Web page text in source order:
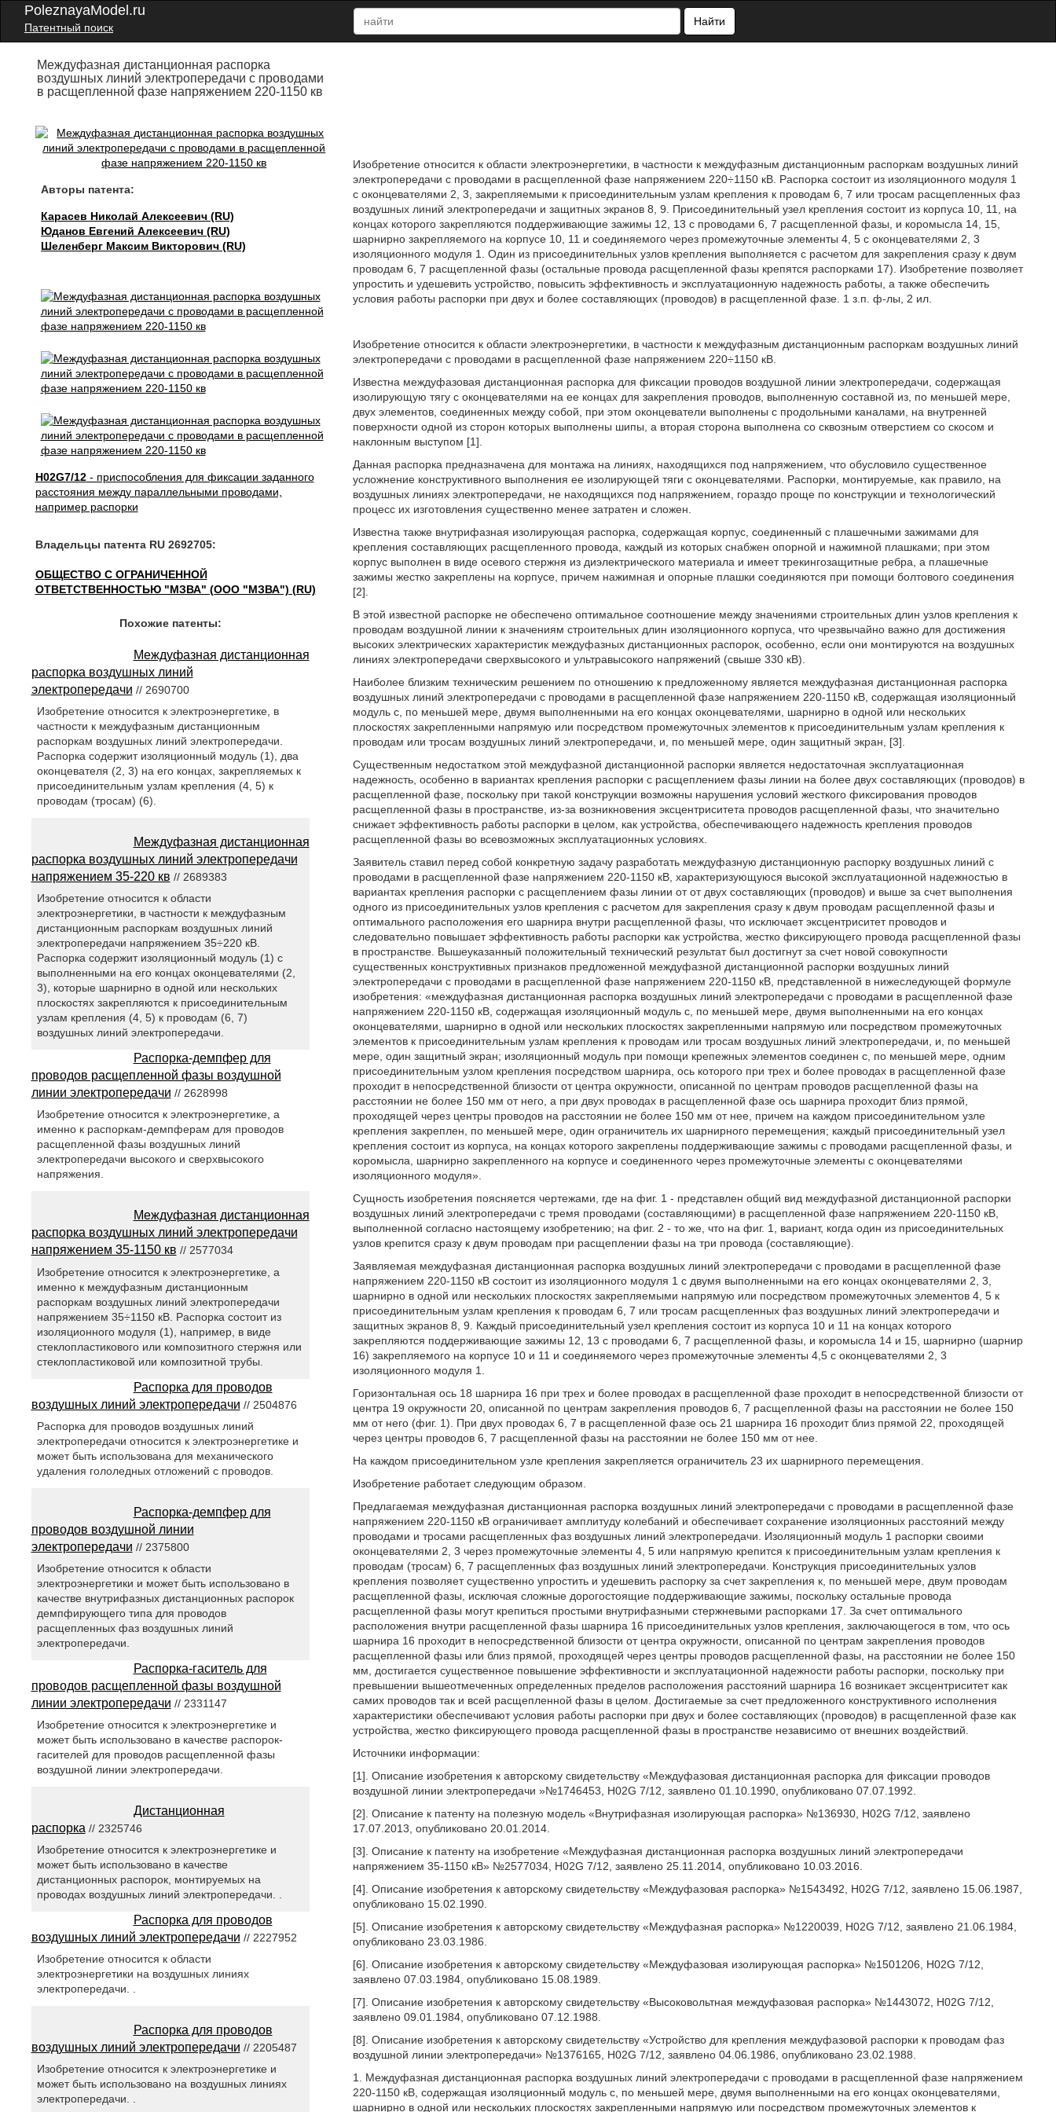
PoleznayaModel.ru
Патентный поиск
Найти
Междуфазная дистанционная распорка
воздушных линий электропередачи с проводами
в расщепленной фазе напряжением 220-1150 кв
Авторы патента:
Карасев Николай Алексеевич (RU)
Юданов Евгений Алексеевич (RU)
Шеленберг Максим Викторович (RU)
H02G7/12- приспособления для фиксации заданного
расстояния между параллельными проводами,
например распорки
Владельцы патента RU 2692705:
ОБЩЕСТВО С ОГРАНИЧЕННОЙ
ОТВЕТСТВЕННОСТЬЮ "МЗВА" (ООО "МЗВА") (RU)
Изобретение относится к области электроэнергетики, в частности к междуфазным дистанционным распоркам воздушных линий
электропередачи с проводами в расщепленной фазе напряжением 220÷1150 кВ. Распорка состоит из изоляционного модуля 1
с оконцевателями 2, 3, закрепляемыми к присоединительным узлам крепления к проводам 6, 7 или тросам расщепленных фаз
воздушных линий электропередачи и защитных экранов 8, 9. Присоединительный узел крепления состоит из корпуса 10, 11, на
концах которого закрепляются поддерживающие зажимы 12, 13 с проводами 6, 7 расщепленной фазы, и коромысла 14, 15,
шарнирно закрепляемого на корпусе 10, 11 и соединяемого через промежуточные элементы 4, 5 с оконцевателями 2, 3
изоляционного модуля 1. Один из присоединительных узлов крепления выполняется с расчетом для закрепления сразу к двум
проводам 6, 7 расщепленной фазы (остальные провода расщепленной фазы крепятся распорками 17). Изобретение позволяет
упростить и удешевить устройство, повысить эффективность и эксплуатационную надежность работы, а также обеспечить
условия работы распорки при двух и более составляющих (проводов) в расщепленной фазе. 1 з.п. ф-лы, 2 ил.
Изобретение относится к области электроэнергетики, в частности к междуфазным дистанционным распоркам воздушных линий
электропередачи с проводами в расщепленной фазе напряжением 220÷1150 кВ.
Известна междуфазовая дистанционная распорка для фиксации проводов воздушной линии электропередачи, содержащая
изолирующую тягу с оконцевателями на ее концах для закрепления проводов, выполненную составной из, по меньшей мере,
двух элементов, соединенных между собой, при этом оконцеватели выполнены с продольными каналами, на внутренней
поверхности одной из сторон которых выполнены шипы, а вторая сторона выполнена со сквозным отверстием со скосом и
наклонным выступом [1].
Данная распорка предназначена для монтажа на линиях, находящихся под напряжением, что обусловило существенное
усложнение конструктивного выполнения ее изолирующей тяги с оконцевателями. Распорки, монтируемые, как правило, на
воздушных линиях электропередачи, не находящихся под напряжением, гораздо проще по конструкции и технологический
процесс их изготовления существенно менее затратен и сложен.
Известна также внутрифазная изолирующая распорка, содержащая корпус, соединенный с плашечными зажимами для
крепления составляющих расщепленного провода, каждый из которых снабжен опорной и нажимной плашками; при этом
корпус выполнен в виде осевого стержня из диэлектрического материала и имеет трекингозащитные ребра, а плашечные
зажимы жестко закреплены на корпусе, причем нажимная и опорные плашки соединяются при помощи болтового соединения
[2].
В этой известной распорке не обеспечено оптимальное соотношение между значениями строительных длин узлов крепления к
проводам воздушной линии к значениям строительных длин изоляционного корпуса, что чрезвычайно важно для достижения
высоких электрических характеристик междуфазных дистанционных распорок, особенно, если они монтируются на воздушных
линиях электропередачи сверхвысокого и ультравысокого напряжений (свыше 330 кВ).
Наиболее близким техническим решением по отношению к предложенному является междуфазная дистанционная распорка
воздушных линий электропередачи с проводами в расщепленной фазе напряжением 220-1150 кВ, содержащая изоляционный
модуль с, по меньшей мере, двумя выполненными на его концах оконцевателями, шарнирно в одной или нескольких
плоскостях закрепленными напрямую или посредством промежуточных элементов к присоединительным узлам крепления к
проводам или тросам воздушных линий электропередачи, и, по меньшей мере, один защитный экран, [3].
Существенным недостатком этой междуфазной дистанционной распорки является недостаточная эксплуатационная
надежность, особенно в вариантах крепления распорки с расщеплением фазы линии на более двух составляющих (проводов) в
расщепленной фазе, поскольку при такой конструкции возможны нарушения условий жесткого фиксирования проводов
расщепленной фазы в пространстве, из-за возникновения эксцентриситета проводов расщепленной фазы, что значительно
снижает эффективность работы распорки в целом, как устройства, обеспечивающего надежность крепления проводов
расщепленной фазы во всевозможных эксплуатационных условиях.
Заявитель ставил перед собой конкретную задачу разработать междуфазную дистанционную распорку воздушных линий с
проводами в расщепленной фазе напряжением 220-1150 кВ, характеризующуюся высокой эксплуатационной надежностью в
вариантах крепления распорки с расщеплением фазы линии от от двух составляющих (проводов) и выше за счет выполнения
одного из присоединительных узлов крепления с расчетом для закрепления сразу к двум проводам расщепленной фазы и
оптимального расположения его шарнира внутри расщепленной фазы, что исключает эксцентриситет проводов и
следовательно повышает эффективность работы распорки как устройства, жестко фиксирующего провода расщепленной фазы
в пространстве. Вышеуказанный положительный технический результат был достигнут за счет новой совокупности
существенных конструктивных признаков предложенной междуфазной дистанционной распорки воздушных линий
электропередачи с проводами в расщепленной фазе напряжением 220-1150 кВ, представленной в нижеследующей формуле
изобретения: «междуфазная дистанционная распорка воздушных линий электропередачи с проводами в расщепленной фазе
напряжением 220-1150 кВ, содержащая изоляционный модуль с, по меньшей мере, двумя выполненными на его концах
оконцевателями, шарнирно в одной или нескольких плоскостях закрепленными напрямую или посредством промежуточных
элементов к присоединительным узлам крепления к проводам или тросам воздушных линий электропередачи, и, по меньшей
мере, один защитный экран; изоляционный модуль при помощи крепежных элементов соединен с, по меньшей мере, одним
присоединительным узлом крепления посредством шарнира, ось которого при трех и более проводах в расщепленной фазе
проходит в непосредственной близости от центра окружности, описанной по центрам проводов расщепленной фазы на
расстоянии не более 150 мм от него, а при двух проводах в расщепленной фазе ось шарнира проходит близ прямой,
проходящей через центры проводов на расстоянии не более 150 мм от нее, причем на каждом присоединительном узле
крепления закреплен, по меньшей мере, один ограничитель их шарнирного перемещения; каждый присоединительный узел
крепления состоит из корпуса, на концах которого закреплены поддерживающие зажимы с проводами расщепленной фазы, и
коромысла, шарнирно закрепленного на корпусе и соединенного через промежуточные элементы с оконцевателями
изоляционного модуля».
Сущность изобретения поясняется чертежами, где на фиг. 1 - представлен общий вид междуфазной дистанционной распорки
воздушных линий электропередачи с тремя проводами (составляющими) в расщепленной фазе напряжением 220-1150 кВ,
выполненной согласно настоящему изобретению; на фиг. 2 - то же, что на фиг. 1, вариант, когда один из присоединительных
узлов крепится сразу к двум проводам при расщеплении фазы на три провода (составляющие).
Заявляемая междуфазная дистанционная распорка воздушных линий электропередачи с проводами в расщепленной фазе
напряжением 220-1150 кВ состоит из изоляционного модуля 1 с двумя выполненными на его концах оконцевателями 2, 3,
шарнирно в одной или нескольких плоскостях закрепляемыми напрямую или посредством промежуточных элементов 4, 5 к
присоединительным узлам крепления к проводам 6, 7 или тросам расщепленных фаз воздушных линий электропередачи и
защитных экранов 8, 9. Каждый присоединительный узел крепления состоит из корпуса 10 и 11 на концах которого
закрепляются поддерживающие зажимы 12, 13 с проводами 6, 7 расщепленной фазы, и коромысла 14 и 15, шарнирно (шарнир
16) закрепляемого на корпусе 10 и 11 и соединяемого через промежуточные элементы 4,5 с оконцевателями 2, 3
изоляционного модуля 1.
Горизонтальная ось 18 шарнира 16 при трех и более проводах в расщепленной фазе проходит в непосредственной близости от
центра 19 окружности 20, описанной по центрам закрепления проводов 6, 7 расщепленной фазы на расстоянии не более 150
мм от него (фиг. 1). При двух проводах 6, 7 в расщепленной фазе ось 21 шарнира 16 проходит близ прямой 22, проходящей
через центры проводов 6, 7 расщепленной фазы на расстоянии не более 150 мм от нее.
На каждом присоединительном узле крепления закрепляется ограничитель 23 их шарнирного перемещения.
Изобретение работает следующим образом.
Предлагаемая междуфазная дистанционная распорка воздушных линий электропередачи с проводами в расщепленной фазе
напряжением 220-1150 кВ ограничивает амплитуду колебаний и обеспечивает сохранение изоляционных расстояний между
проводами и тросами расщепленных фаз воздушных линий электропередачи. Изоляционный модуль 1 распорки своими
оконцевателями 2, 3 через промежуточные элементы 4, 5 или напрямую крепится к присоединительным узлам крепления к
проводам (тросам) 6, 7 расщепленных фаз воздушных линий электропередачи. Конструкция присоединительных узлов
крепления позволяет существенно упростить и удешевить распорку за счет закрепления к, по меньшей мере, двум проводам
расщепленной фазы, исключая сложные дорогостоящие поддерживающие зажимы, поскольку остальные провода
расщепленной фазы могут крепиться простыми внутрифазными стержневыми распорками 17. За счет оптимального
расположения внутри расщепленной фазы шарнира 16 присоединительных узлов крепления, заключающегося в том, что ось
шарнира 16 проходит в непосредственной близости от центра окружности, описанной по центрам закрепления проводов
расщепленной фазы или близ прямой, проходящей через центры проводов расщепленной фазы, на расстоянии не более 150
мм, достигается существенное повышение эффективности и эксплуатационной надежности работы распорки, поскольку при
превышении вышеотмеченных определенных пределов расположения расстояний шарнира 16 возникает эксцентриситет как
самих проводов так и всей расщепленной фазы в целом. Достигаемые за счет предложенного конструктивного исполнения
характеристики обеспечивают условия работы распорки при двух и более составляющих (проводов) в расщепленной фазе как
устройства, жестко фиксирующего провода расщепленной фазы в пространстве независимо от внешних воздействий.
Источники информации:
[1]. Описание изобретения к авторскому свидетельству «Междуфазовая дистанционная распорка для фиксации проводов
воздушной линии электропередачи »№1746453, H02G 7/12, заявлено 01.10.1990, опубликовано 07.07.1992.
[2]. Описание к патенту на полезную модель «Внутрифазная изолирующая распорка» №136930, H02G 7/12, заявлено
17.07.2013, опубликовано 20.01.2014.
[3]. Описание к патенту на изобретение «Междуфазная дистанционная распорка воздушных линий электропередачи
напряжением 35-1150 кВ» №2577034, H02G 7/12, заявлено 25.11.2014, опубликовано 10.03.2016.
[4]. Описание изобретения к авторскому свидетельству «Междуфазовая распорка» №1543492, H02G 7/12, заявлено 15.06.1987,
опубликовано 15.02.1990.
[5]. Описание изобретения к авторскому свидетельству «Междуфазная распорка» №1220039, H02G 7/12, заявлено 21.06.1984,
опубликовано 23.03.1986.
[6]. Описание изобретения к авторскому свидетельству «Междуфазовая изолирующая распорка» №1501206, H02G 7/12,
заявлено 07.03.1984, опубликовано 15.08.1989.
[7]. Описание изобретения к авторскому свидетельству «Высоковольтная междуфазовая распорка» №1443072, H02G 7/12,
заявлено 09.01.1984, опубликовано 07.12.1988.
[8]. Описание изобретения к авторскому свидетельству «Устройство для крепления междуфазовой распорки к проводам фаз
воздушной линии электропередачи» №1376165, H02G 7/12, заявлено 04.06.1986, опубликовано 23.02.1988.
1. Междуфазная дистанционная распорка воздушных линий электропередачи с проводами в расщепленной фазе напряжением
220-1150 кВ, содержащая изоляционный модуль с, по меньшей мере, двумя выполненными на его концах оконцевателями,
шарнирно в одной или нескольких плоскостях закрепленными напрямую или посредством промежуточных элементов к
Похожие патенты:
Междуфазная дистанционная
распорка воздушных линий
электропередачи // 2690700
Изобретение относится к электроэнергетике, в
частности к междуфазным дистанционным
распоркам воздушных линий электропередачи.
Распорка содержит изоляционный модуль (1), два
оконцевателя (2, 3) на его концах, закрепляемых к
присоединительным узлам крепления (4, 5) к
проводам (тросам) (6).
Междуфазная дистанционная
распорка воздушных линий электропередачи
напряжением 35-220 кв // 2689383
Изобретение относится к области
электроэнергетики, в частности к междуфазным
дистанционным распоркам воздушных линий
электропередачи напряжением 35÷220 кВ.
Распорка содержит изоляционный модуль (1) с
выполненными на его концах оконцевателями (2,
3), которые шарнирно в одной или нескольких
плоскостях закрепляются к присоединительным
узлам крепления (4, 5) к проводам (6, 7)
воздушных линий электропередачи.
Распорка-демпфер для
проводов расщепленной фазы воздушной
линии электропередачи // 2628998
Изобретение относится к электроэнергетике, а
именно к распоркам-демпферам для проводов
расщепленной фазы воздушных линий
электропередачи высокого и сверхвысокого
напряжения.
Междуфазная дистанционная
распорка воздушных линий электропередачи
напряжением 35-1150 кв // 2577034
Изобретение относится к электроэнергетике, а
именно к междуфазным дистанционным
распоркам воздушных линий электропередачи
напряжением 35÷1150 кВ. Распорка состоит из
изоляционного модуля (1), например, в виде
стеклопластикового или композитного стержня или
стеклопластиковой или композитной трубы.
Распорка для проводов
воздушных линий электропередачи // 2504876
Распорка для проводов воздушных линий
электропередачи относится к электроэнергетике и
может быть использована для механического
удаления гололедных отложений с проводов.
Распорка-демпфер для
проводов воздушной линии
электропередачи // 2375800
Изобретение относится к области
электроэнергетики и может быть использовано в
качестве внутрифазных дистанционных распорок
демпфирующего типа для проводов
расщепленных фаз воздушных линий
электропередачи.
Распорка-гаситель для
проводов расщепленной фазы воздушной
линии электропередачи // 2331147
Изобретение относится к электроэнергетике и
может быть использовано в качестве распорок-
гасителей для проводов расщепленной фазы
воздушной линии электропередачи.
Дистанционная
распорка // 2325746
Изобретение относится к электроэнергетике и
может быть использовано в качестве
дистанционных распорок, монтируемых на
проводах воздушных линий электропередачи. .
Распорка для проводов
воздушных линий электропередачи // 2227952
Изобретение относится к области
электроэнергетики на воздушных линиях
электропередачи. .
Распорка для проводов
воздушных линий электропередачи // 2205487
Изобретение относится к электроэнергетике и
может быть использовано на воздушных линиях
электропередачи. .